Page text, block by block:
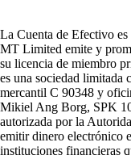
La Cuenta de Efectivo
MT Limited emite y
su licencia de miembro
es una sociedad limitada
mercantil C 90348 y
Mikiel Ang Borg, SPK
autorizada por la
emitir dinero electrónico
instituciones financieras